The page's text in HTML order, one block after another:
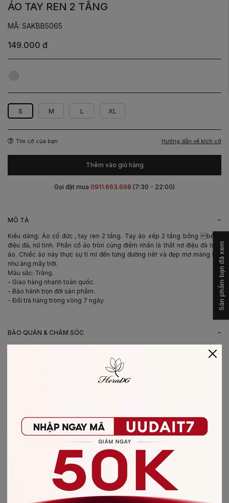
MÔ TẢ -
Kiểu dáng: Áo cổ đức , tay ren 2 tầng. Tay áo xếp 2 tầng bồng bềnh
điệu đà, nữ tính. Phần cổ áo tròn cùng điểm nhấn là thắt nơ điệu đà trên
áo. Chiếc áo này thực sự tỉ mỉ đến từng đường nét và đẹp mơ màng tựa
như áng mây trời.
Màu sắc: Trắng.
- Giao hàng nhanh toàn quốc.
- Bảo hành trọn đời sản phẩm.
- Đổi trả hàng trong vòng 7 ngày.
BẢO QUẢN & CHĂM SÓC -
- Không giặt sản phẩm với thuốc tẩy có chứa Clo
- Không nên giặt chung các sản phẩm khác màu với nhau
- Ủi ở nhiệt độ thấp, nên lật mặt trái sản phẩm, không ủi trực tiếp lên hình
CHẤT LIỆU SẢN PHẨM
ÁO TAY REN 2 TẦNG
MÃ: SAKBB5065
149.000 đ
Trắng
S M L XL
Tìm cỡ của bạn Hướng dẫn về kích cỡ
Thêm vào giỏ hàng
Gọi đặt mua 0911.663.698 (7:30 - 22:00)
CÓ THỂ BẠN SẼ THÍCH
Sản phẩm bạn đã xem